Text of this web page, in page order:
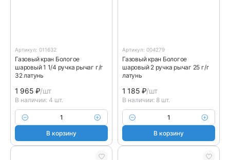
Артикул: 011632
Газовый кран Бологое
шаровый 1 1/4 ручка рычаг г/г
32 латунь
1 965₽/шт
В наличии: 4 шт.
В корзину
Артикул: 004279
Газовый кран Бологое
шаровый 2 ручка рычаг 25 г/г
латунь
1 185₽/шт
В наличии: 8 шт.
В корзину